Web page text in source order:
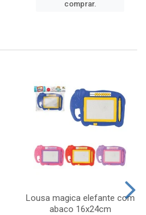
comprar.
Lousa magica elefante com
abaco 16x24cm